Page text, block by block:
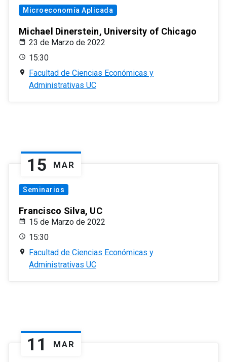
Microeconomía Aplicada
Michael Dinerstein, University of Chicago
23 de Marzo de 2022
15:30
Facultad de Ciencias Económicas y
Administrativas UC
15 MAR
Seminarios
Francisco Silva, UC
15 de Marzo de 2022
15:30
Facultad de Ciencias Económicas y
Administrativas UC
11 MAR